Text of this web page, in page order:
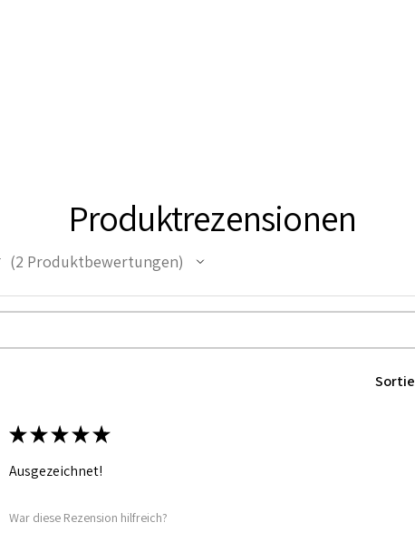
Produktrezensionen
2 Produktbewertungen
2
★★★★★
Ausgezeichnet!
War diese Rezension hilfreich?